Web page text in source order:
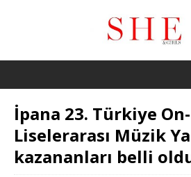
İpana 23. Türkiye
Liselerarası Müzik
kazananları belli